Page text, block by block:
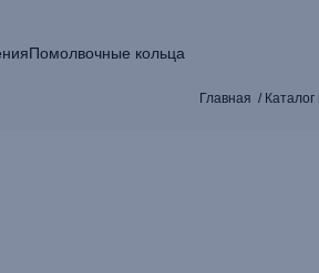
Помолвочные кольца
Главная